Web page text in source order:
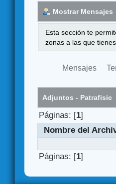
Mostrar Mensajes
Esta sección te
zonas a las que
Mensajes
Adjuntos - Patrafisic
Páginas: [1]
Nombre del
Páginas: [1]